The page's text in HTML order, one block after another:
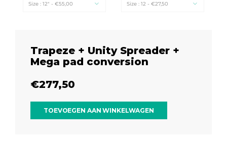
Size : 12" - €55,00 Size : 12 - €27,50
Trapeze + Unity Spreader +
Mega pad conversion
€277,50
TOEVOEGEN AAN WINKELWAGEN